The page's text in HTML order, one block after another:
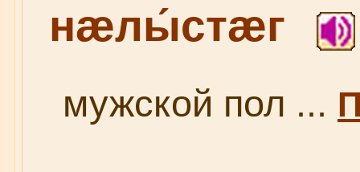
нæлы́стæг
мужской пол ...